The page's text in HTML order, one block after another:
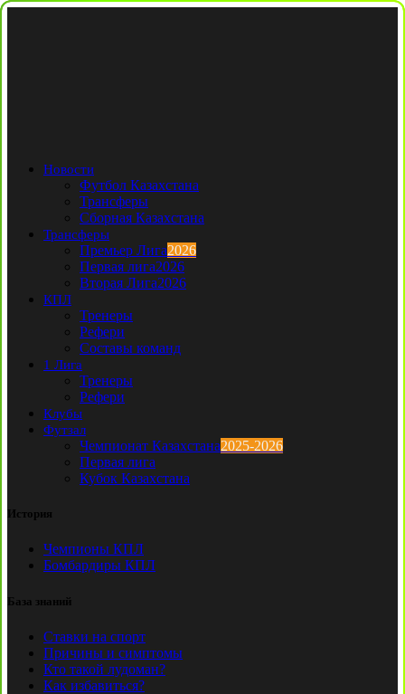
Новости
Футбол Казахстана
Трансферы
Сборная Казахстана
Трансферы
Премьер Лига2026
Первая лига2026
Вторая Лига2026
КПЛ
Тренеры
Рефери
Составы команд
1 Лига
Тренеры
Рефери
Клубы
Футзал
Чемпионат Казахстана2025-2026
Первая лига
Кубок Казахстана
История
Чемпионы КПЛ
Бомбардиры КПЛ
База знаний
Ставки на спорт
Причины и симптомы
Кто такой лудоман?
Как избавиться?